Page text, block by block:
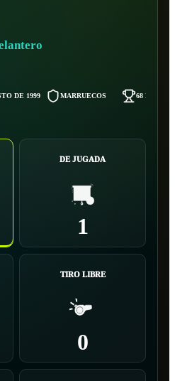
DE 1999 MARRUECOS 68 KG
DE JUGADA
1
TIRO LIBRE
0